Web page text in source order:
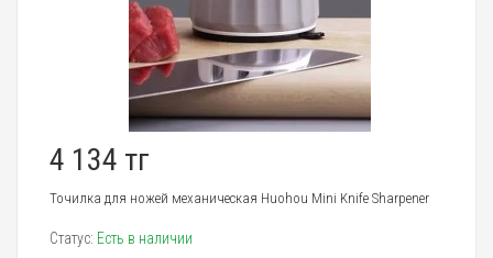
4 134 тг
Точилка для ножей механическая Huohou Mini Knife Sharpener
Статус: Есть в наличии